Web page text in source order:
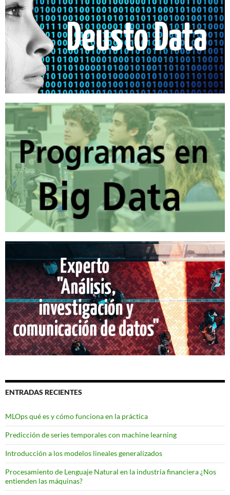
ENTRADAS RECIENTES
MLOps qué es y cómo funciona en la práctica
Predicción de series temporales con machine learning
Introducción a los modelos lineales generalizados
Procesamiento de Lenguaje Natural en la industria financiera ¿Nos
entienden las máquinas?